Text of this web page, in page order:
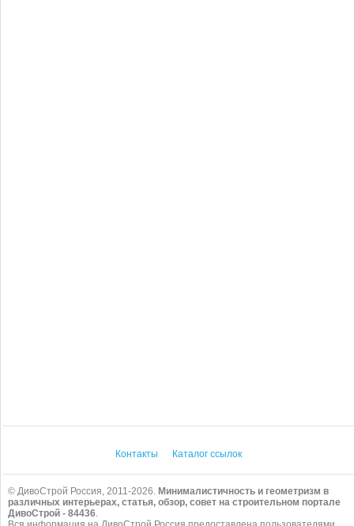
Контакты Каталог ссылок
© ДивоСтрой Россия, 2011-2026. Минималистичность и геометризм в
различных интерьерах, статья, обзор, совет на строительном портале
ДивоСтрой - 84436.